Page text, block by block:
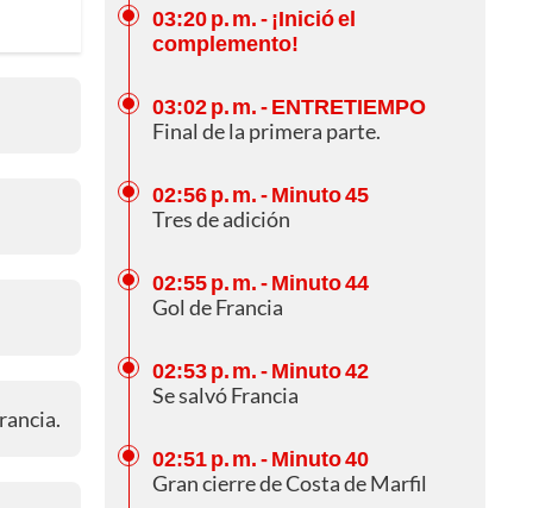
03:20 p. m.- ¡Inició el
complemento!
03:02 p. m.- ENTRETIEMPO
Final de la primera parte.
02:56 p. m.- Minuto 45
Tres de adición
02:55 p. m.- Minuto 44
Gol de Francia
02:53 p. m.- Minuto 42
Se salvó Francia
02:51 p. m.- Minuto 40
Gran cierre de Costa de Marfil